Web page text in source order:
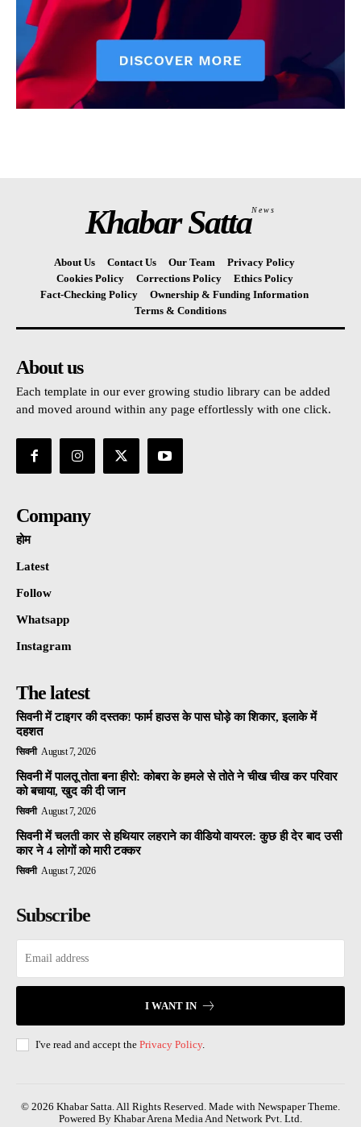
Khabar SattaNews
About Us Contact Us Our Team
Privacy Policy
Cookies Policy
Corrections Policy
Ethics Policy
Fact-Checking Policy
Ownership & Funding Information
Terms & Conditions
About us
Each template in our ever growing studio library can be added
and moved around within any page effortlessly with one click.
Company
होम
Latest
Follow
Whatsapp
Instagram
The latest
सिवनी में टाइगर की दस्तक! फार्म हाउस के पास घोड़े का शिकार, इलाके में
दहशत
सिवनी August 7, 2026
सिवनी में पालतू तोता बना हीरो: कोबरा के हमले से तोते ने चीख चीख कर परिवार
को बचाया, खुद की दी जान
सिवनी August 7, 2026
सिवनी में चलती कार से हथियार लहराने का वीडियो वायरल: कुछ ही देर बाद उसी
कार ने 4 लोगों को मारी टक्कर
सिवनी August 7, 2026
Subscribe
I WANT IN
I've read and accept the Privacy Policy.
© 2026 Khabar Satta. All Rights Reserved. Made with Newspaper Theme.
Powered By Khabar Arena Media And Network Pvt. Ltd.